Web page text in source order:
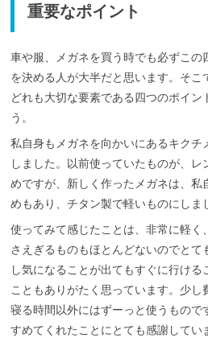
月
0
日
重要なポイント
車や服、メガネを買う時でも必ずこの
を決める人が大半だと思います。そこ
どれも大切な要素である四つのポイン
う。
私自身もメガネを向かいにあるキクチ
しました。以前使っていたものが、レ
めですが、新しく作ったメガネは、私
めもあり、チタン製で軽いものにしま
使ってみて感じたことは、非常に軽く
さえぎるものもほとんどないのでと
し気になることが出てもすぐに行ける
こともありがたく思っています。少し
寝る時間以外にはずーっと使うもので
すめてくれたことにとても感謝してい